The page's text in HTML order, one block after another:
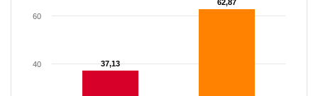
37,13
37,13
62,87
62,87
40
60